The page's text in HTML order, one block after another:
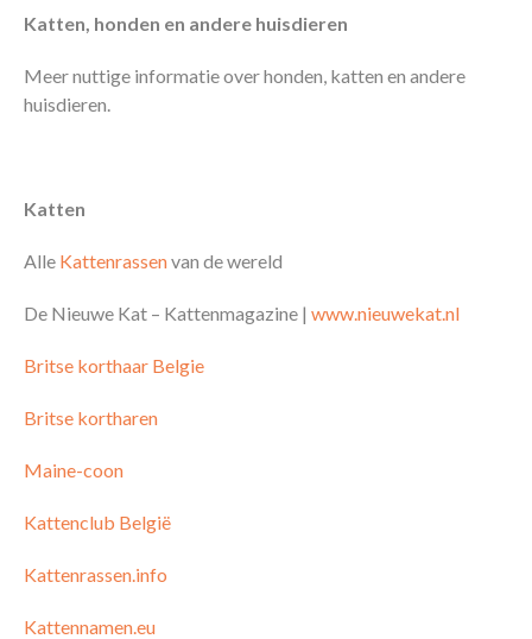
Katten, honden en andere huisdieren
Meer nuttige informatie over honden, katten en andere
huisdieren.
Katten
Alle Kattenrassenvan de wereld
De Nieuwe Kat – Kattenmagazine | www.nieuwekat.nl
Britse korthaar Belgie
Britse kortharen
Maine-coon
Kattenclub België
Kattenrassen.info
Kattennamen.eu